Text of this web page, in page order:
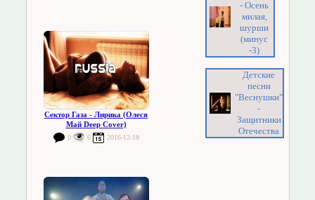
Сектор Газа - Лирика (Олеся
Май Deep Cover)
0 0 2016-12-18
- Осень
милая,
шурши
(минус
-3)
Детские
песни
"Веснушки"
-
Защитники
Отечества